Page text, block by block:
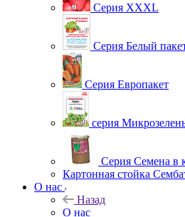
Серия XXXL
Серия Белый
Серия Европакет
серия
Серия Семена в
Картонная стойка
О нас
Назад
О нас